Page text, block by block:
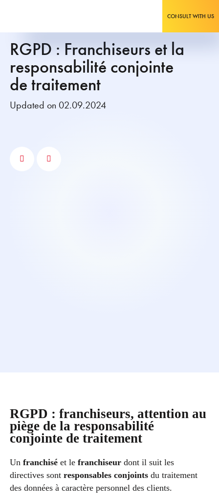
CONSULT WITH US
RGPD : Franchiseurs et la
responsabilité conjointe
de traitement
Updated on 02.09.2024
RGPD : franchiseurs, attention au
piège de la responsabilité
conjointe de traitement
Un franchisé et le franchiseur dont il suit les
directives sont responsables conjoints du traitement
des données à caractère personnel des clients.